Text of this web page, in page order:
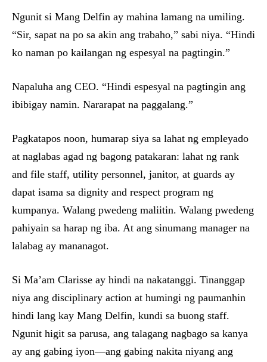
Ngunit si Mang Delfin ay mahina lamang na umiling.
“Sir, sapat na po sa akin ang trabaho,” sabi niya. “Hindi
ko naman po kailangan ng espesyal na pagtingin.”
Napaluha ang CEO. “Hindi espesyal na pagtingin ang
ibibigay namin. Nararapat na paggalang.”
Pagkatapos noon, humarap siya sa lahat ng empleyado
at naglabas agad ng bagong patakaran: lahat ng rank
and file staff, utility personnel, janitor, at guards ay
dapat isama sa dignity and respect program ng
kumpanya. Walang pwedeng maliitin. Walang pwedeng
pahiyain sa harap ng iba. At ang sinumang manager na
lalabag ay mananagot.
Si Ma’am Clarisse ay hindi na nakatanggi. Tinanggap
niya ang disciplinary action at humingi ng paumanhin
hindi lang kay Mang Delfin, kundi sa buong staff.
Ngunit higit sa parusa, ang talagang nagbago sa kanya
ay ang gabing iyon—ang gabing nakita niyang ang